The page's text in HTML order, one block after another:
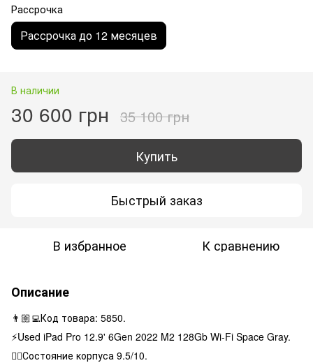
Рассрочка
Рассрочка до 12 месяцев
В наличии
30 600 грн 35 100 грн
Купить
Быстрый заказ
В избранное К сравнению
Описание
👨🏼‍💻Код товара: 5850.
⚡️Used iPad Pro 12.9' 6Gen 2022 M2 128Gb Wi-Fi Space Gray.
👌🏻Состояние корпуса 9.5/10.